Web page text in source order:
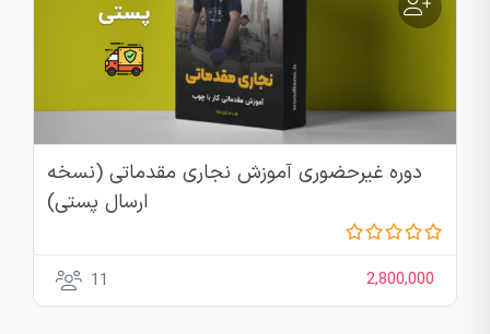
دوره غیرحضوری آموزش نجاری مقدماتی (نسخه
ارسال پستی)
11 2,800,000